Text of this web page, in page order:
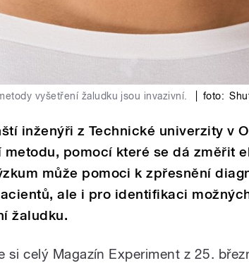
vyšetření žaludku jsou invazivní. foto:
inženýři z Technické univerzity v
metodu, pomocí které se dá změřit
může pomoci k zpřesnění
ale i pro identifikaci
žaludku.
si celý Magazín Experiment z 25.